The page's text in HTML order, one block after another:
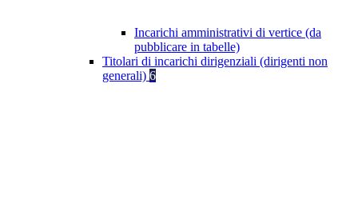
Incarichi amministrativi di vertice (da
pubblicare in tabelle)
Titolari di incarichi dirigenziali (dirigenti non
generali) 6